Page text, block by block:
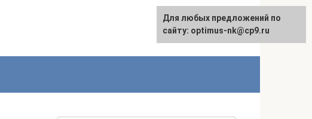
English
Для любых предложений по
сайту: optimus-nk@cp9.ru